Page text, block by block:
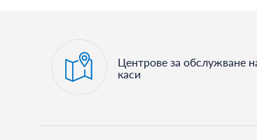
Центрове за обслужване
каси